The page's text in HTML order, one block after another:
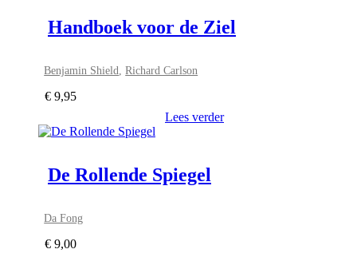
Handboek voor de Ziel
Benjamin Shield,Richard Carlson
€ 9,95
Lees verder
De Rollende Spiegel
Da Fong
€ 9,00